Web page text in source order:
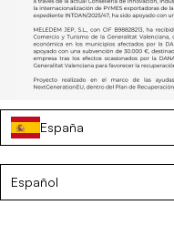
Colchoneta
€28,00
España
Español